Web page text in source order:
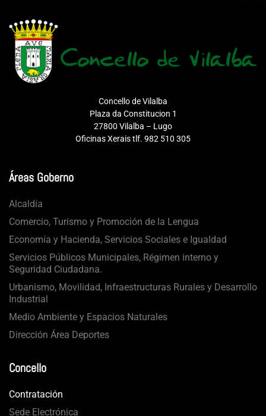
Concello de Vilalba
Plaza da Constitucion 1
27800 Vilalba – Lugo
Oficinas Xerais tlf. 982 510 305
Áreas Goberno
Alcaldía
Comercio, Turismo y Promoción de la Lengua
Economía y Hacienda, Servicios Sociales e Igualdad
Servicios Públicos Municipales, Régimen interno y
Seguridad Ciudadana.
Urbanismo, Movilidad, Infraestructuras Rurales y Desarrollo
Industrial
Medio Ambiente y Espacios Naturales
Dirección Área Deportes
Concello
Contratación
Sede Electrónica